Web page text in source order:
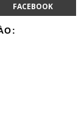
FACEBOOK